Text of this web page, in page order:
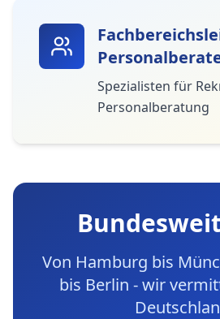
Spezialisten für
Personalberatung
Von Hamburg bis
bis Berlin - wir